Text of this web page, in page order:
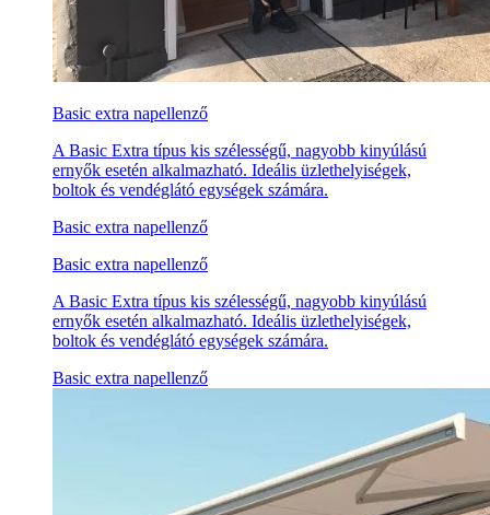
Basic extra napellenző
A Basic Extra típus kis szélességű, nagyobb kinyúlású
ernyők esetén alkalmazható. Ideális üzlethelyiségek,
boltok és vendéglátó egységek számára.
Basic extra napellenző
Basic extra napellenző
A Basic Extra típus kis szélességű, nagyobb kinyúlású
ernyők esetén alkalmazható. Ideális üzlethelyiségek,
boltok és vendéglátó egységek számára.
Basic extra napellenző